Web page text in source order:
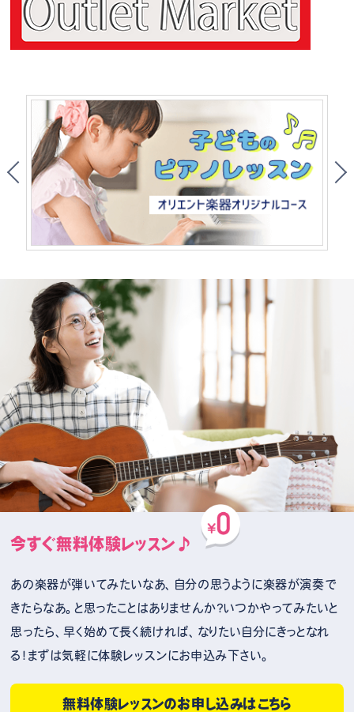
今すぐ無料体験レッスン♪
あの楽器が弾いてみたいなあ、自分の思うように楽器が演奏で
きたらなあ。と思ったことはありませんか？いつかやってみたいと
思ったら、早く始めて長く続ければ、なりたい自分にきっとなれ
る！まずは気軽に体験レッスンにお申込み下さい。
無料体験レッスンのお申し込みはこちら